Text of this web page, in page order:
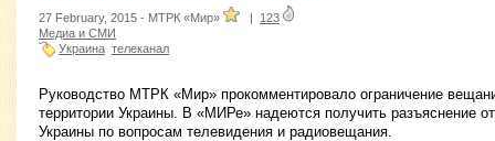
27 February, 2015 - МТРК «Мир» | 123
Медиа и СМИ
Украина телеканал
Руководство МТРК «Мир» прокомментировало ограничение
территории Украины. В «МИРе» надеются получить разъяснение
Украины по вопросам телевидения и радиовещания.